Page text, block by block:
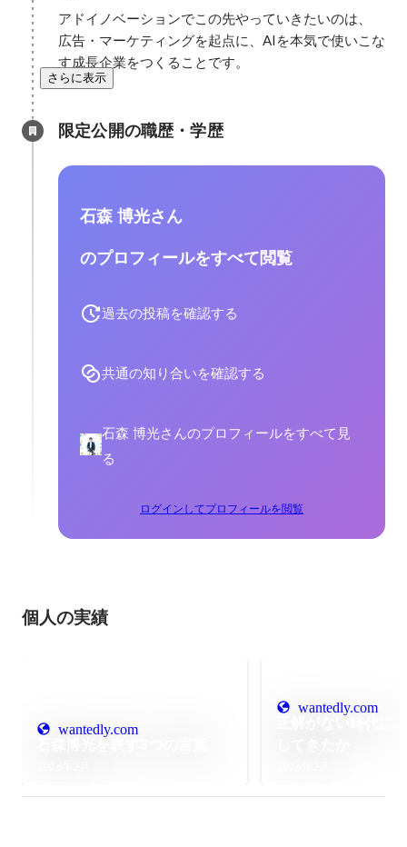
アドイノベーションでこの先やっていきたいのは、
広告・マーケティングを起点に、AIを本気で使いこな
す成長企業をつくることです。
さらに表示
限定公開の職歴・学歴
石森 博光さん
のプロフィールをすべて閲覧
過去の投稿を確認する
共通の知り合いを確認する
石森 博光さんのプロフィールをすべて見
る
ログインしてプロフィールを閲覧
個人の実績
wantedly.com
wantedly.com